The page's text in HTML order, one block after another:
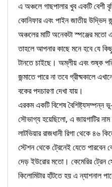
এ অঞ্চলে গাছপালার খুব একটি বেশী
কোনিফার এবং পাইন জাতীয়
অঞ্চলের মাটি অনেকটা স্পঞ্জের মতো
তাহলে আপনার কাছে মনে হবে যে
টানতে চাইছে। অম্লীয় এবং শুষ্ক
জন্মাতে পারে না তবে গ্রীষ্মকালে
বকের পদচারণা দেখা যায়।
এরকম একটি বিশেষ বৈশিষ্ট্যসম্পন্ন
সৌভাগ্য হয়েছিলো, এ জায়গাটির নাম
লাটভিয়ার রাজধানী রিগা থেকে ৪৬
স্টেশন থেকে ট্রেনেই যেতে পারবেন
দেড় ইউরোর মতো। কেমেরির ট্রেন
কিলোমিটার হাঁটতে হয় এ ন্যাশনাল